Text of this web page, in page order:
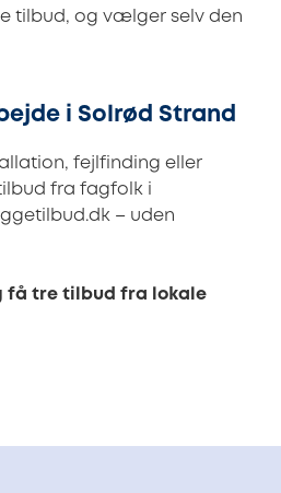
tilbud, og vælger selv den
i Solrød Strand
fejlfinding eller
fra fagfolk i
– uden
få tre tilbud fra lokale